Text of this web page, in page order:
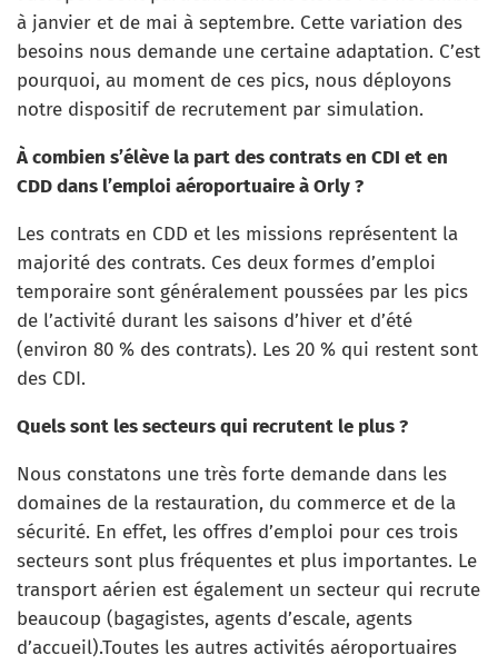
à janvier et de mai à septembre. Cette variation des
besoins nous demande une certaine adaptation. C’est
pourquoi, au moment de ces pics, nous déployons
notre dispositif de recrutement par simulation.
À combien s’élève la part des contrats en CDI et en
CDD dans l’emploi aéroportuaire à Orly ?
Les contrats en CDD et les missions représentent la
majorité des contrats. Ces deux formes d’emploi
temporaire sont généralement poussées par les pics
de l’activité durant les saisons d’hiver et d’été
(environ 80 % des contrats). Les 20 % qui restent sont
des CDI.
Quels sont les secteurs qui recrutent le plus ?
Nous constatons une très forte demande dans les
domaines de la restauration, du commerce et de la
sécurité. En effet, les offres d’emploi pour ces trois
secteurs sont plus fréquentes et plus importantes. Le
transport aérien est également un secteur qui recrute
beaucoup (bagagistes, agents d’escale, agents
d’accueil).Toutes les autres activités aéroportuaires